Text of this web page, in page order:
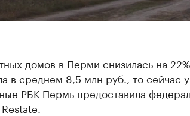
домов в Перми снизилась на
в среднем 8,5 млн руб., то сейчас
РБК Пермь предоставила